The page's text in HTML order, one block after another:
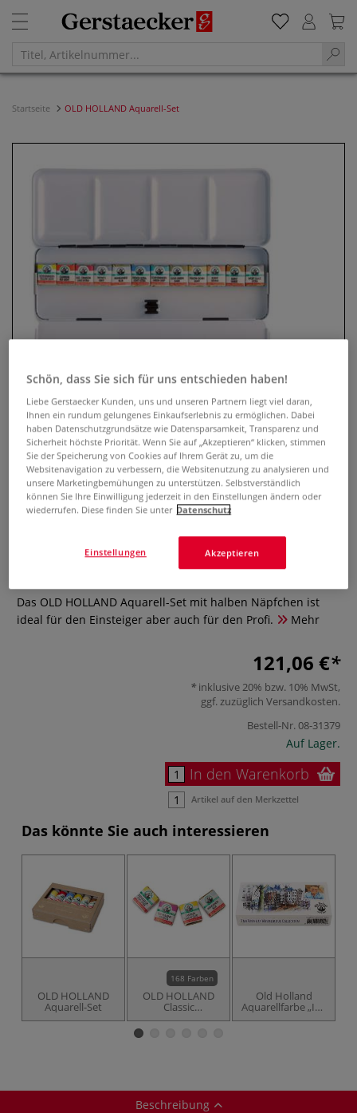
Startseite OLD HOLLAND Aquarell-Set
OLD HOLLAND Aquarell-Set
0 Bewertungen
Das OLD HOLLAND Aquarell-Set mit halben Näpfchen ist
ideal für den Einsteiger aber auch für den Profi.
Mehr
121,06 €
inklusive 20% bzw. 10% MwSt,
ggf. zuzüglich Versandkosten.
Bestell-Nr.08-31379
Auf Lager.
In den Warenkorb
Artikel auf den Merkzettel
Das könnte Sie auch interessieren
OLD HOLLAND
Aquarell-Set
168 Farben
OLD HOLLAND
Classic
Watercolours
Old Holland
Aquarellfarbe „Ian
Fennelly“-Set
Beschreibung
Schön, dass Sie sich für uns entschieden haben!
Liebe Gerstaecker Kunden, uns und unseren Partnern liegt viel daran,
Ihnen ein rundum gelungenes Einkaufserlebnis zu ermöglichen. Dabei
haben Datenschutzgrundsätze wie Datensparsamkeit, Transparenz und
Sicherheit höchste Priorität. Wenn Sie auf „Akzeptieren“ klicken, stimmen
Sie der Speicherung von Cookies auf Ihrem Gerät zu, um die
Websitenavigation zu verbessern, die Websitenutzung zu analysieren und
unsere Marketingbemühungen zu unterstützen. Selbstverständlich
können Sie Ihre Einwilligung jederzeit in den Einstellungen ändern oder
wiederrufen. Diese finden Sie unter Datenschutz
Akzeptieren
Einstellungen